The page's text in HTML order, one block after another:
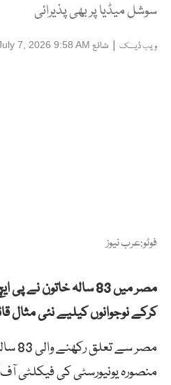
سوشل میڈیا پر بھی پذیرائی
ویب ڈیسک | شائع 7, 2026 9:58 AM
فوٹو:عرب نیوز
مصر میں 83 سالہ
کرکے نوجوانوں کیلیے نئی مثال
مصر
منصورہ یونیورسٹی کی فیکلٹی